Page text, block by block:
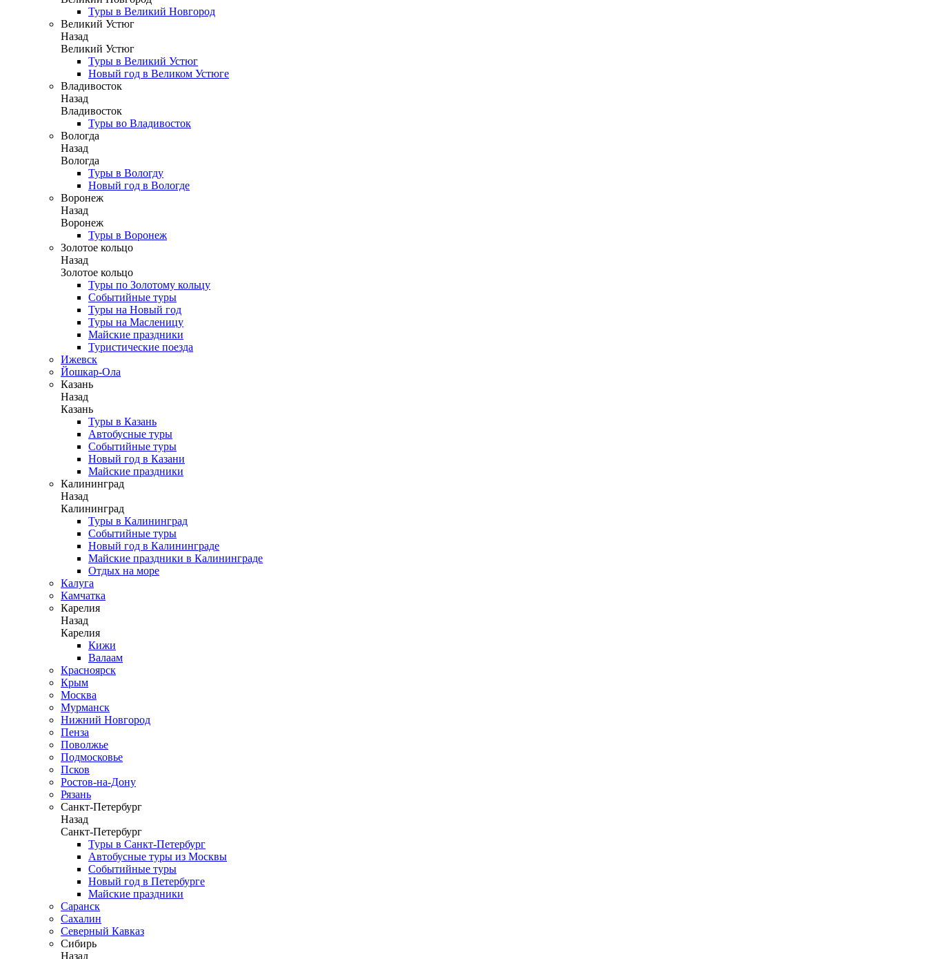
Туры в Великий Новгород
Великий Устюг
Назад
Великий Устюг
Туры в Великий Устюг
Новый год в Великом Устюге
Владивосток
Назад
Владивосток
Туры во Владивосток
Вологда
Назад
Вологда
Туры в Вологду
Новый год в Вологде
Воронеж
Назад
Воронеж
Туры в Воронеж
Золотое кольцо
Назад
Золотое кольцо
Туры по Золотому кольцу
Событийные туры
Туры на Новый год
Туры на Масленицу
Майские праздники
Туристические поезда
Ижевск
Йошкар-Ола
Казань
Назад
Казань
Туры в Казань
Автобусные туры
Событийные туры
Новый год в Казани
Майские праздники
Калининград
Назад
Калининград
Туры в Калининград
Событийные туры
Новый год в Калининграде
Майские праздники в Калининграде
Отдых на море
Калуга
Камчатка
Карелия
Назад
Карелия
Кижи
Валаам
Красноярск
Крым
Москва
Мурманск
Нижний Новгород
Пенза
Поволжье
Подмосковье
Псков
Ростов-на-Дону
Рязань
Санкт-Петербург
Назад
Санкт-Петербург
Туры в Санкт-Петербург
Автобусные туры из Москвы
Событийные туры
Новый год в Петербурге
Майские праздники
Саранск
Сахалин
Северный Кавказ
Сибирь
Назад